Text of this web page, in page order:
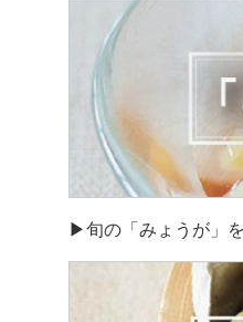
▶旬の「みょうが」